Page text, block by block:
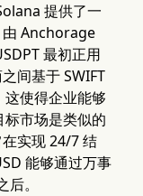
提供了一
由 Anchorage
最初正用
间基于 SWIFT
使得企业能够
市场是类似的
实现 24/7 结
能够通过万事
。